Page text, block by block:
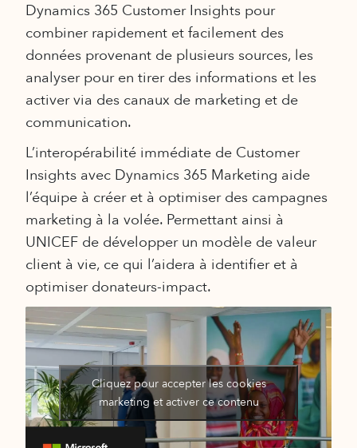
Dynamics 365 Customer Insights pour
combiner rapidement et facilement des
données provenant de plusieurs sources, les
analyser pour en tirer des informations et les
activer via des canaux de marketing et de
communication.
L’interopérabilité immédiate de Customer
Insights avec Dynamics 365 Marketing aide
l’équipe à créer et à optimiser des campagnes
marketing à la volée. Permettant ainsi à
UNICEF de développer un modèle de valeur
client à vie, ce qui l’aidera à identifier et à
optimiser donateurs-impact.
Cliquez pour accepter les cookies
marketing et activer ce contenu